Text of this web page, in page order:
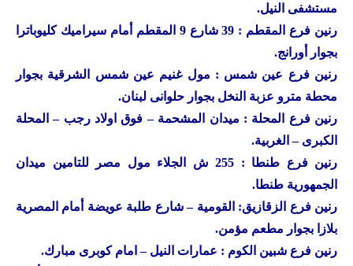
مستشفى النيل.
رنين
فرع المقطم : 39 شارع 9 المقطم أمام سيراميك كليوباترا
بجوار أورانج.
رنين فرع عين شمس : مول غنيم عين شمس الشرقية بجوار
محطة مترو عزبة النخل بجوار حلوانى لبنان.
رنين فرع المحلة : ميدان المشحمة – فوق اولاد رجب – المحلة
الكبرى – الغربية.
رنين
فرع طنطا : 255 ش الجلاء مول مصر للتامين ميدان
الجمهورية طنطا.
رنين فرع الزقازيق: القومية – شارع طلبة عويضة أمام المصرية
بلازا بجوار مطعم مؤمن.
رنين فرع شبين الكوم : عمارات النيل – امام كوبرى مبارك.